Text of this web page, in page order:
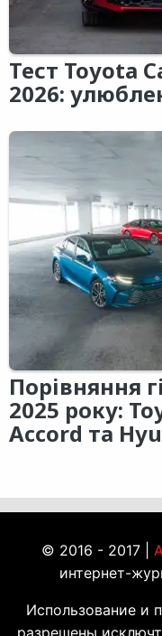
Тест Toyota
2026:
Порівняння
2025 року:
Accord та
© 2016 - 2017 |
интернет-
Использование и
разрешены